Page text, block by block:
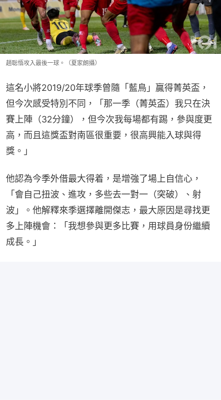
趙聡悟攻入最後一球。（夏家朗攝）
這名小將2019/20年球季曾隨「藍鳥」贏得菁英盃，
但今次感受特別不同，「那一季（菁英盃）我只在決
賽上陣（32分鐘），但今次我每場都有踢，參與度更
高，而且這獎盃對南區很重要，很高興能入球與得
獎。」
他認為今季外借最大得着，是增強了場上自信心，
「會自己扭波、進攻，多些去一對一（突破）、射
波」。他解釋來季選擇離開傑志，最大原因是尋找更
多上陣機會：「我想參與更多比賽，用球員身份繼續
成長。」